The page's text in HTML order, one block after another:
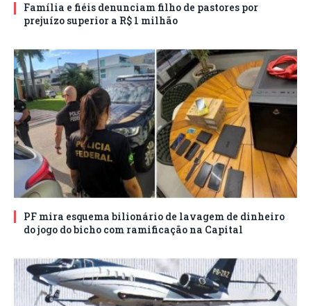
Família e fiéis denunciam filho de pastores por
prejuízo superior a R$ 1 milhão
PF mira esquema bilionário de lavagem de dinheiro
do jogo do bicho com ramificação na Capital